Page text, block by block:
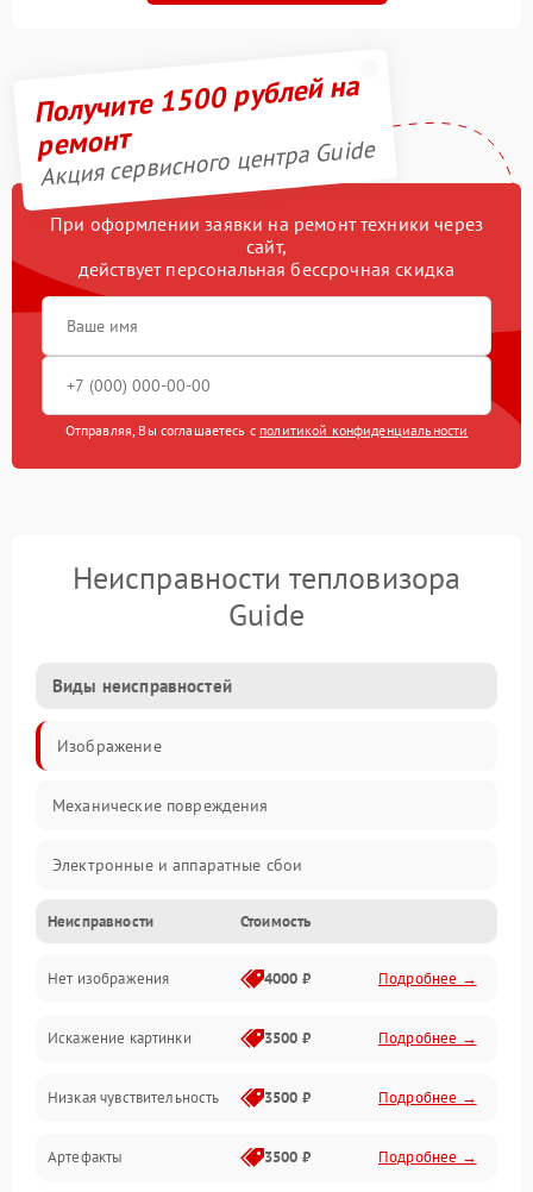
Получите 1500 рублей на
ремонт
Акция сервисного центра Guide
При оформлении заявки на ремонт техники через
сайт,
действует персональная бессрочная скидка
Отправляя, Вы соглашаетесь с политикой конфиденциальности
Неисправности тепловизора
Guide
Виды неисправностей
Изображение
Механические повреждения
Электронные и аппаратные сбои
Неисправности сенсора и оптики
Программные ошибки
Электропитание
Измерения
Матрица
Неисправности Стоимость
Нет изображения 4000 ₽ Подробнее →
Искажение картинки 3500 ₽ Подробнее →
Низкая чувствительность 3500 ₽ Подробнее →
Артефакты 3500 ₽ Подробнее →